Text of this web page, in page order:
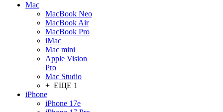
Mac
MacBook Neo
MacBook Air
MacBook Pro
iMac
Mac mini
Apple Vision
Pro
Mac Studio
+ ЕЩЕ 1
iPhone
iPhone 17e